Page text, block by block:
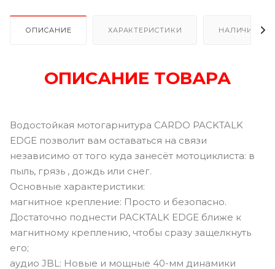
ОПИСАНИЕ ХАРАКТЕРИСТИКИ НАЛИЧИЕ В
ОПИСАНИЕ ТОВАРА
Водостойкая мотогарнитура CARDO PACKTALK
EDGE позволит вам оставаться на связи
независимо от того куда занесёт мотоциклиста: в
пыль, грязь , дождь или снег.
Основные характеристики:
магнитное крепление: Просто и безопасно.
Достаточно поднести PACKTALK EDGE ближе к
магнитному креплению, чтобы сразу защелкнуть
его;
аудио JBL: Новые и мощные 40-мм динамики